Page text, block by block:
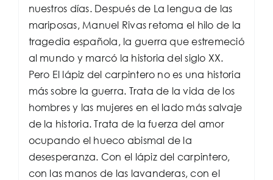
nuestros días. Después de La lengua de las
mariposas, Manuel Rivas retoma el hilo de la
tragedia española, la guerra que estremeció
al mundo y marcó la historia del siglo XX.
Pero El lápiz del carpintero no es una historia
más sobre la guerra. Trata de la vida de los
hombres y las mujeres en el lado más salvaje
de la historia. Trata de la fuerza del amor
ocupando el hueco abismal de la
desesperanza. Con el lápiz del carpintero,
con las manos de las lavanderas, con el